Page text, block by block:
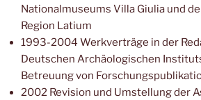
Nationalmuseums Villa Giulia und
Region Latium
1993-2004 Werkverträge in der
Deutschen Archäologischen
Betreuung von
2002 Revision und Umstellung der